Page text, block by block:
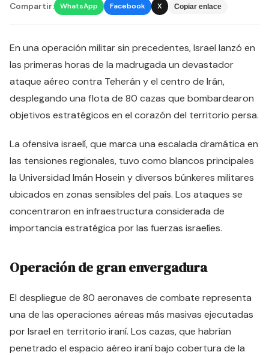
Compartir: WhatsApp Facebook X Copiar enlace
En una operación militar sin precedentes, Israel lanzó en
las primeras horas de la madrugada un devastador
ataque aéreo contra Teherán y el centro de Irán,
desplegando una flota de 80 cazas que bombardearon
objetivos estratégicos en el corazón del territorio persa.
La ofensiva israelí, que marca una escalada dramática en
las tensiones regionales, tuvo como blancos principales
la Universidad Imán Hosein y diversos búnkeres militares
ubicados en zonas sensibles del país. Los ataques se
concentraron en infraestructura considerada de
importancia estratégica por las fuerzas israelíes.
Operación de gran envergadura
El despliegue de 80 aeronaves de combate representa
una de las operaciones aéreas más masivas ejecutadas
por Israel en territorio iraní. Los cazas, que habrían
penetrado el espacio aéreo iraní bajo cobertura de la